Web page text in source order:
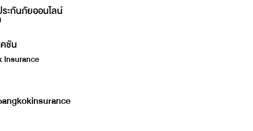
ะกันภัยออนไลน์
ชัน
Insurance